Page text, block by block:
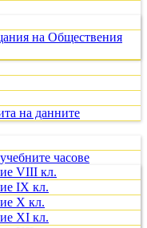
на Обществения
на данните
часове
VIII кл.
IX кл.
X кл.
XI кл.